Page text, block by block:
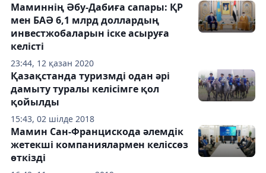
23:44, 12 қазан 2020
Маминнің Әбу-Дабиға сапары: ҚР
мен БАӘ 6,1 млрд доллардың
инвестжобаларын іске асыруға
келісті
15:43, 02 шілде 2018
Қазақстанда туризмді одан әрі
дамыту туралы келісімге қол
қойылды
Мамин Сан-Францискода әлемдік
жетекші компаниялармен келіссөз
өткізді